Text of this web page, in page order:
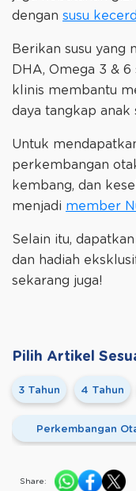
dengan susu
Berikan susu yang
DHA, Omega 3 &
klinis membantu
daya tangkap anak
Untuk
perkembangan
kembang, dan
menjadi member
Selain itu,
dan hadiah
sekarang juga!
Pilih Artikel
3 Tahun 4 Tahun
Perkembangan
Share: